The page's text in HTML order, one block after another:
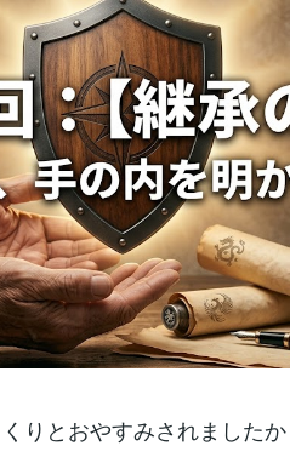
りとおやすみされましたか